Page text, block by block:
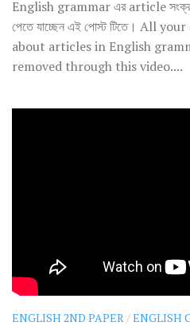
English grammar এর article
পেতে যাচ্ছেন এই পোস্ট টিতে। All
about articles in English
removed through this video....
ENGLISH 2ND PAPER/ENGLISH